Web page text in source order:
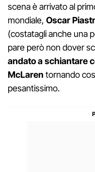
scena è arrivato al
mondiale, Oscar
(costatagli anche una
pare però non dover
andato a schiantare
McLaren tornando
pesantissimo.